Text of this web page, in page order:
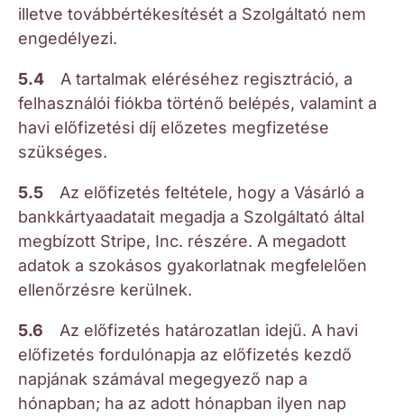
illetve továbbértékesítését a Szolgáltató nem
engedélyezi.
5.4 A tartalmak eléréséhez regisztráció, a
felhasználói fiókba történő belépés, valamint a
havi előfizetési díj előzetes megfizetése
szükséges.
5.5 Az előfizetés feltétele, hogy a Vásárló a
bankkártyaadatait megadja a Szolgáltató által
megbízott Stripe, Inc. részére. A megadott
adatok a szokásos gyakorlatnak megfelelően
ellenőrzésre kerülnek.
5.6 Az előfizetés határozatlan idejű. A havi
előfizetés fordulónapja az előfizetés kezdő
napjának számával megegyező nap a
hónapban; ha az adott hónapban ilyen nap